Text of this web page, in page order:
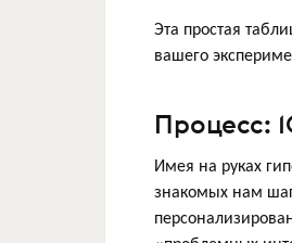
Эта простая
вашего
Процесс:
Имея на руках
знакомых нам